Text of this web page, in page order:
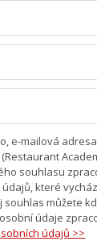
e-mailová
souhlasu
které
souhlas můžete
údaje
údajů >>